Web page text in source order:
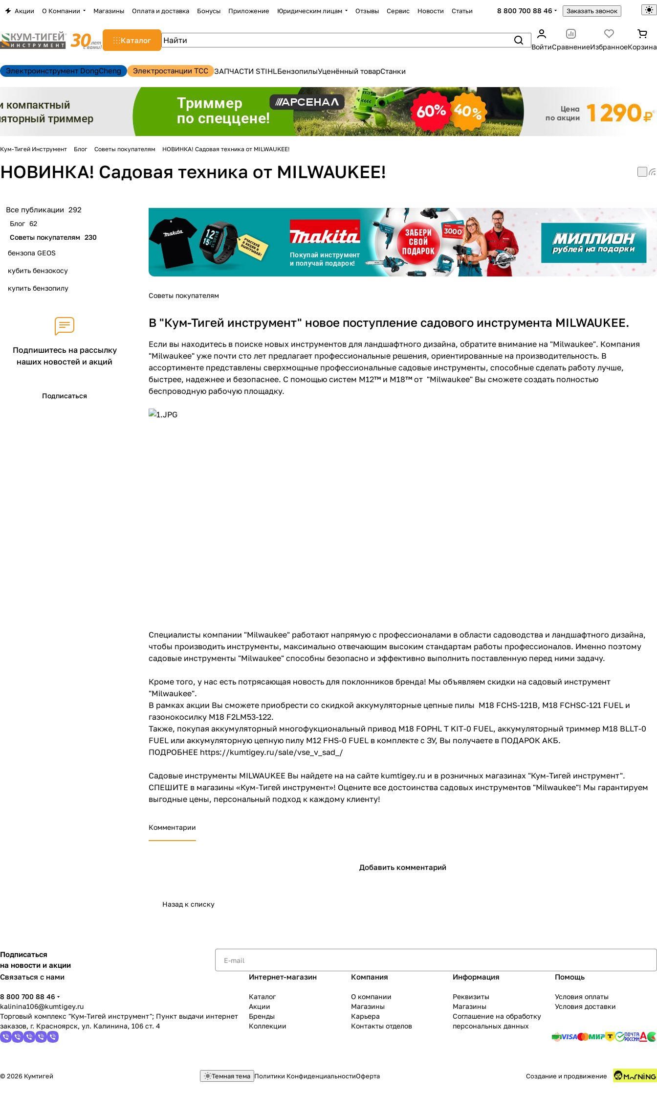
Акции О Компании Магазины Оплата и доставка Бонусы Приложение Юридическим лицам Отзывы Сервис Новости Статьи 8 800 700 88 46 Заказать звонок
Каталог
ВойтиСравнениеИзбранноеКорзина
Электроинструмент DongCheng Электростанции TCC ЗАПЧАСТИ STIHLБензопилыУценённый товарСтанки
Кум-Тигей Инструмент Блог Советы покупателям НОВИНКА! Садовая техника от MILWAUKEE!
НОВИНКА! Садовая техника от MILWAUKEE!
Советы покупателям
В "Кум-Тигей инструмент" новое поступление садового инструмента MILWAUKEE.
Если вы находитесь в поиске новых инструментов для ландшафтного дизайна, обратите внимание на "Milwaukee". Компания
"Milwaukee" уже почти сто лет предлагает профессиональные решения, ориентированные на производительность. В
ассортименте представлены сверхмощные профессиональные садовые инструменты, способные сделать работу лучше,
быстрее, надежнее и безопаснее. С помощью систем M12™ и M18™ от "Milwaukee" Вы сможете создать полностью
беспроводную рабочую площадку.
Специалисты компании "Milwaukee" работают напрямую с профессионалами в области садоводства и ландшафтного дизайна,
чтобы производить инструменты, максимально отвечающим высоким стандартам работы профессионалов. Именно поэтому
садовые инструменты "Milwaukee" способны безопасно и эффективно выполнить поставленную перед ними задачу.
Кроме того, у нас есть потрясающая новость для поклонников бренда! Мы объявляем скидки на садовый инструмент
"Milwaukee".
В рамках акции Вы сможете приобрести со скидкой аккумуляторные цепные пилы M18 FCHS-121B, M18 FCHSC-121 FUEL и
газонокосилку M18 F2LM53-122.
Также, покупая аккумуляторный многофукциональный привод M18 FOPHL T KIT-0 FUEL, аккумуляторный триммер M18 BLLT-0
FUEL или аккумуляторную цепную пилу M12 FHS-0 FUEL в комплекте с ЗУ, Вы получаете в ПОДАРОК АКБ.
ПОДРОБНЕЕ https://kumtigey.ru/sale/vse_v_sad_/
Садовые инструменты MILWAUKEE Вы найдете на на сайте kumtigey.ru и в розничных магазинах "Кум-Тигей инструмент".
СПЕШИТЕ в магазины «Кум-Тигей инструмент»! Оцените все достоинства садовых инструментов "Milwaukee"! Мы гарантируем
выгодные цены, персональный подход к каждому клиенту!
Комментарии
Добавить комментарий
Назад к списку
Все публикации 292
Блог 62
Советы покупателям 230
бензопа GEOS
кубить бензокосу
купить бензопилу
Подпишитесь на рассылку
наших новостей и акций
Подписаться
Подписаться
на новости и акции
Связаться с нами
8 800 700 88 46
kalinina106@kumtigey.ru
Торговый комплекс "Кум-Тигей инструмент"; Пункт выдачи интернет
заказов, г. Красноярск, ул. Калинина, 106 ст. 4
Интернет-магазин
Каталог
Акции
Бренды
Коллекции
Компания
О компании
Магазины
Карьера
Контакты отделов
Информация
Реквизиты
Магазины
Соглашение на обработку
персональных данных
Помощь
Условия оплаты
Условия доставки
© 2026 Кумтигей Темная тема Политики КонфиденциальностиОферта Создание и продвижение
Для клиентов всех банков
оплату
на частибез переплат
График платежей
Сегодня
25
Добавляйте товарыв корзину
Оплачивайте сегодня только
25% картой любого банка
раз в 2 недели